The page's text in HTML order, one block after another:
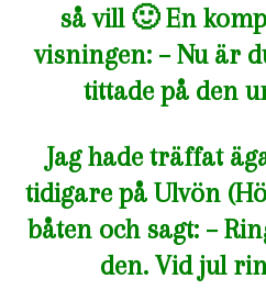
så vill 🙂 En
visningen: – Nu är
tittade på den
Jag hade träffat
tidigare på Ulvön
båten och sagt: –
den. Vid jul